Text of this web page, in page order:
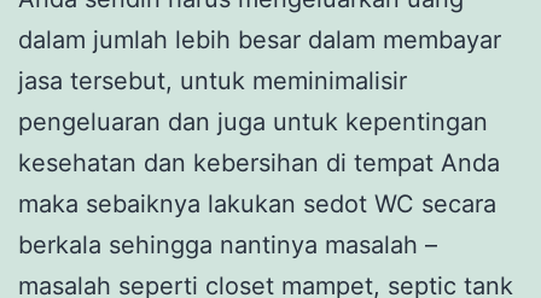
dalam jumlah lebih besar dalam membayar
jasa tersebut, untuk meminimalisir
pengeluaran dan juga untuk kepentingan
kesehatan dan kebersihan di tempat Anda
maka sebaiknya lakukan sedot WC secara
berkala sehingga nantinya masalah –
masalah seperti closet mampet, septic tank